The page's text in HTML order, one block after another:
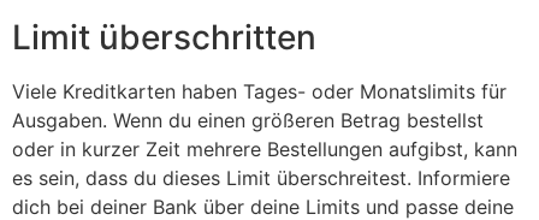
Limit überschritten
Viele Kreditkarten haben Tages- oder Monatslimits für
Ausgaben. Wenn du einen größeren Betrag bestellst
oder in kurzer Zeit mehrere Bestellungen aufgibst, kann
es sein, dass du dieses Limit überschreitest. Informiere
dich bei deiner Bank über deine Limits und passe deine